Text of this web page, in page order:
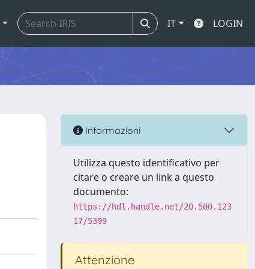
IT LOGIN
Informazioni
Utilizza questo identificativo per
citare o creare un link a questo
documento:
https://hdl.handle.net/20.500.123
17/5399
Attenzione